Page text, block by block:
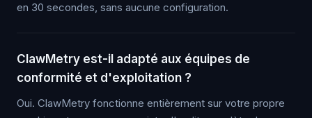
en 30 secondes, sans aucune configuration.
ClawMetry est-il adapté aux équipes de
conformité et d'exploitation ?
Oui. ClawMetry fonctionne entièrement sur votre propre